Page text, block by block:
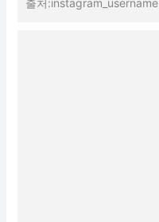
출처:instagram_username